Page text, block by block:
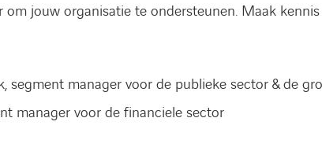
om jouw organisatie te ondersteunen. Maak
segment manager voor de publieke sector & de
manager voor de financiele sector